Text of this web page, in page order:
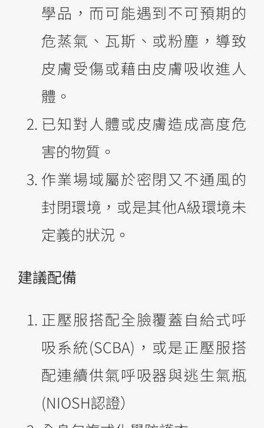
學品，而可能遇到不可預期的
危蒸氣、瓦斯、或粉塵，導致
皮膚受傷或藉由皮膚吸收進人
體。
已知對人體或皮膚造成高度危
害的物質。
作業場域屬於密閉又不通風的
封閉環境，或是其他A級環境未
定義的狀況。
建議配備
正壓服搭配全臉覆蓋自給式呼
吸系統(SCBA)，或是正壓服搭
配連續供氣呼吸器與逃生氣瓶
(NIOSH認證）